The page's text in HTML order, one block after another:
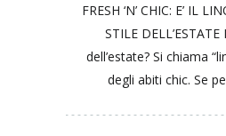
FRESH ‘N’ CHIC: E’ IL
STILE
dell’estate? Si chiama
degli abiti chic. Se